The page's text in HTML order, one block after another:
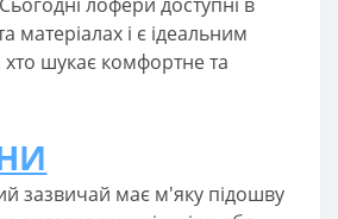
матеріалах і є ідеальним
шукає комфортне та
зазвичай має м'яку підошву